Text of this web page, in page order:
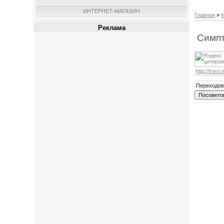
ИНТЕРНЕТ-МАГАЗИН
Реклама
Главная »
http://
Переходов